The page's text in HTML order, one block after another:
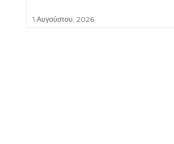
1 Αυγούστου, 2026